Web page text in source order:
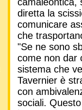
diretta la
comunicare
che
"Se ne sono
come non dar
sistema che
Tavernier è
con
sociali.